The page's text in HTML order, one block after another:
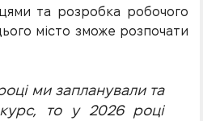
та розробка робочого
місто зможе розпочати
ми запланували та
то у 2026 році